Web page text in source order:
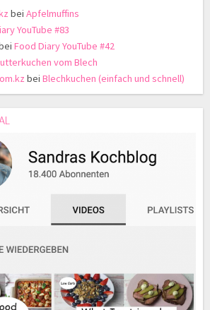
bei Apfelmuffins
YouTube #83
Food Diary YouTube #42
vom Blech
bei Blechkuchen (einfach und schnell)